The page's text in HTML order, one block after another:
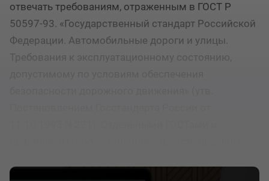
отвечать требованиям, отраженным в ГОСТ Р
50597-93. «Государственный стандарт Российской
Федерации. Автомобильные дороги и улицы.
Требования к эксплуатационному состоянию,